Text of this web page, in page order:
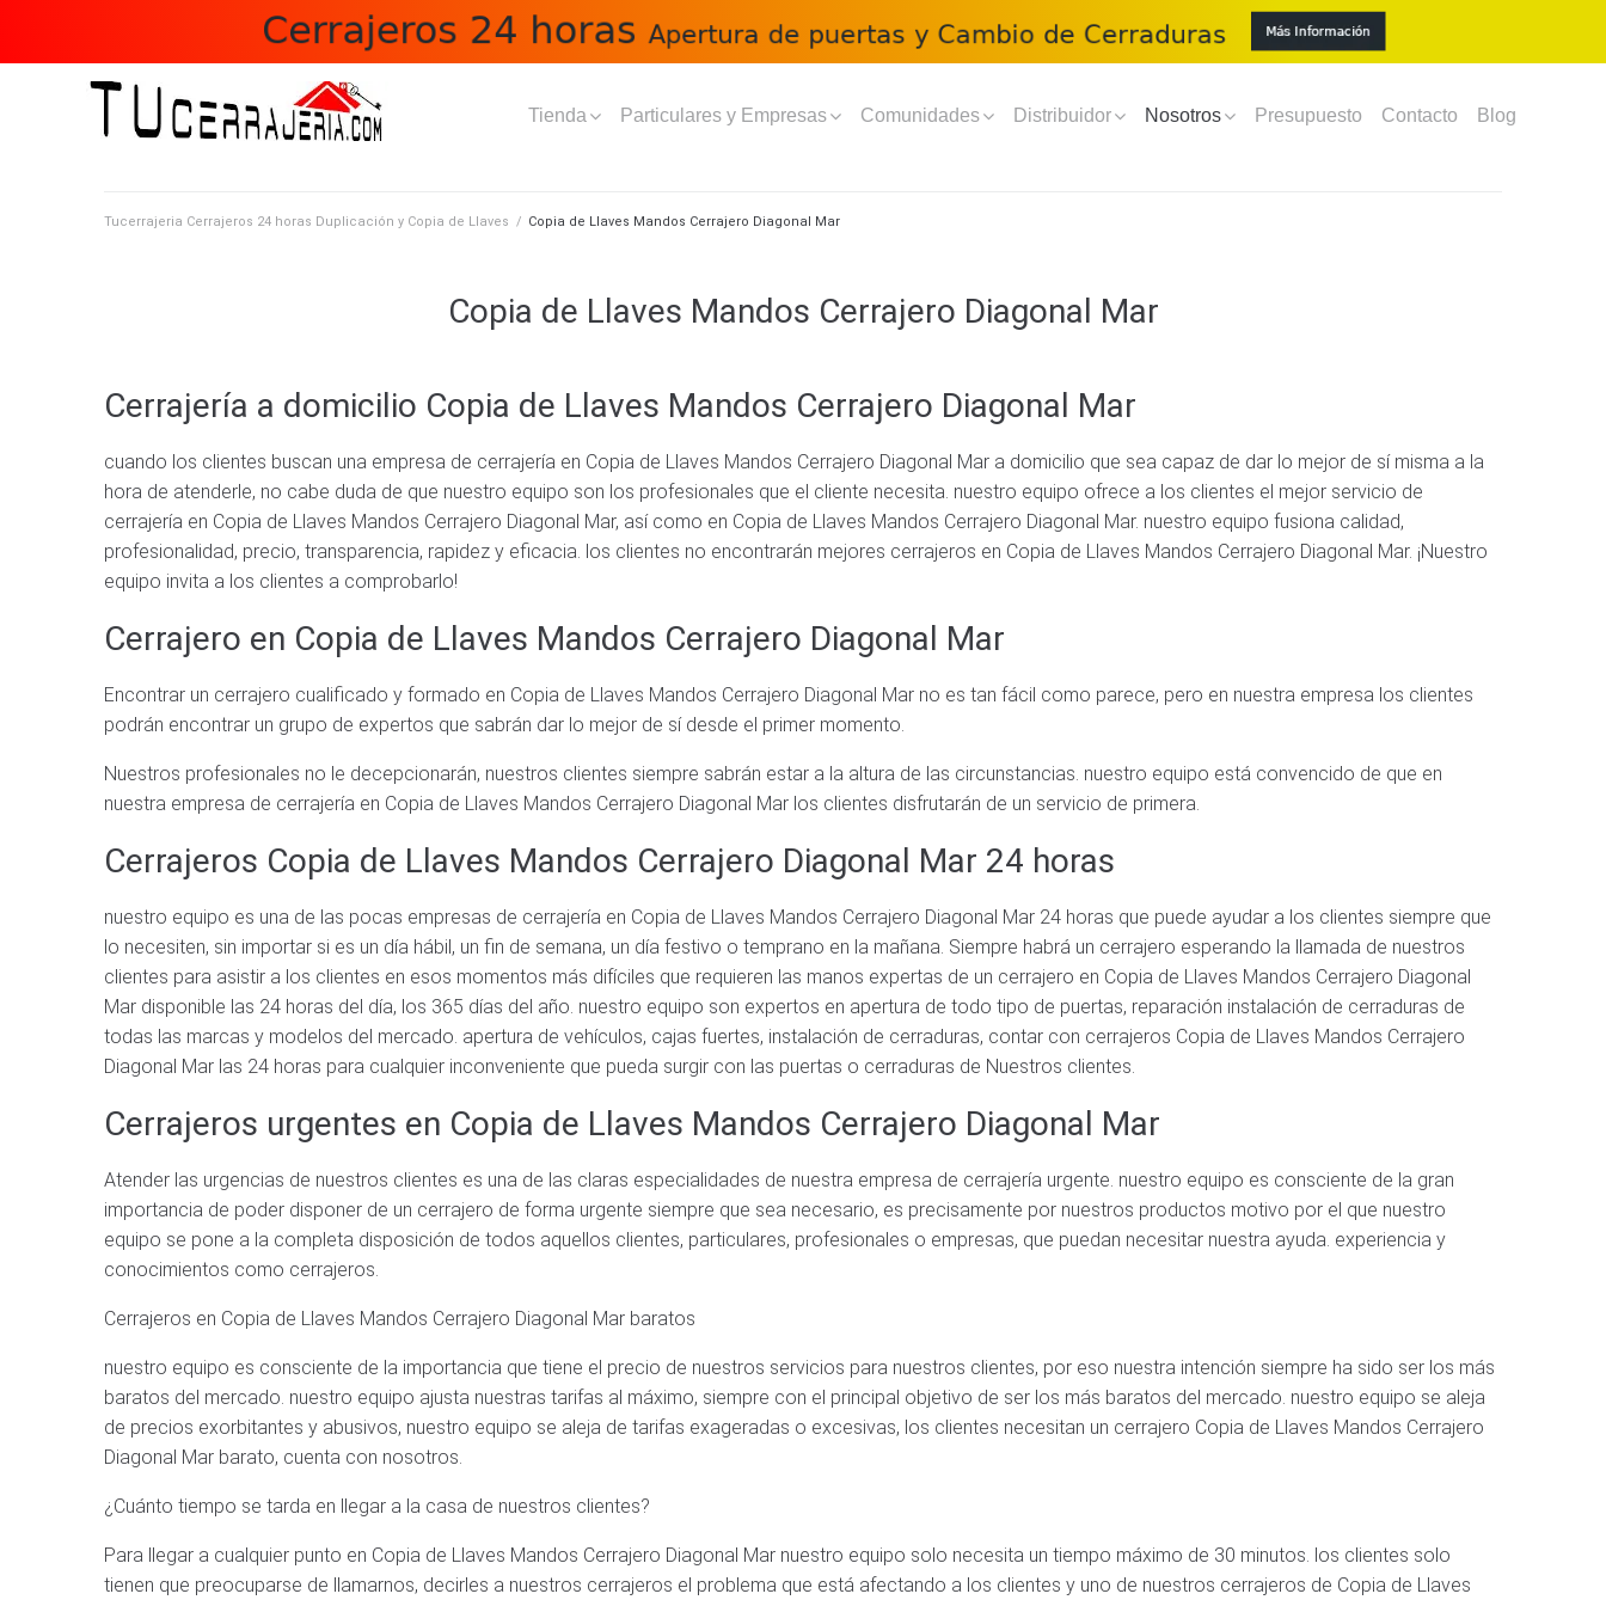
Tienda Particulares y Empresas Comunidades Distribuidor Nosotros Presupuesto Contacto Blog
Tucerrajeria Cerrajeros 24 horas Duplicación y Copia de Llaves / Copia de Llaves Mandos Cerrajero Diagonal Mar
Copia de Llaves Mandos Cerrajero Diagonal Mar
Cerrajería a domicilio Copia de Llaves Mandos Cerrajero Diagonal Mar
cuando los clientes buscan una empresa de cerrajería en Copia de Llaves Mandos Cerrajero Diagonal Mar a domicilio que sea capaz de dar lo mejor de sí misma a la
hora de atenderle, no cabe duda de que nuestro equipo son los profesionales que el cliente necesita. nuestro equipo ofrece a los clientes el mejor servicio de
cerrajería en Copia de Llaves Mandos Cerrajero Diagonal Mar, así como en Copia de Llaves Mandos Cerrajero Diagonal Mar. nuestro equipo fusiona calidad,
profesionalidad, precio, transparencia, rapidez y eficacia. los clientes no encontrarán mejores cerrajeros en Copia de Llaves Mandos Cerrajero Diagonal Mar. ¡Nuestro
equipo invita a los clientes a comprobarlo!
Cerrajero en Copia de Llaves Mandos Cerrajero Diagonal Mar
Encontrar un cerrajero cualificado y formado en Copia de Llaves Mandos Cerrajero Diagonal Mar no es tan fácil como parece, pero en nuestra empresa los clientes
podrán encontrar un grupo de expertos que sabrán dar lo mejor de sí desde el primer momento.
Nuestros profesionales no le decepcionarán, nuestros clientes siempre sabrán estar a la altura de las circunstancias. nuestro equipo está convencido de que en
nuestra empresa de cerrajería en Copia de Llaves Mandos Cerrajero Diagonal Mar los clientes disfrutarán de un servicio de primera.
Cerrajeros Copia de Llaves Mandos Cerrajero Diagonal Mar 24 horas
nuestro equipo es una de las pocas empresas de cerrajería en Copia de Llaves Mandos Cerrajero Diagonal Mar 24 horas que puede ayudar a los clientes siempre que
lo necesiten, sin importar si es un día hábil, un fin de semana, un día festivo o temprano en la mañana. Siempre habrá un cerrajero esperando la llamada de nuestros
clientes para asistir a los clientes en esos momentos más difíciles que requieren las manos expertas de un cerrajero en Copia de Llaves Mandos Cerrajero Diagonal
Mar disponible las 24 horas del día, los 365 días del año. nuestro equipo son expertos en apertura de todo tipo de puertas, reparación instalación de cerraduras de
todas las marcas y modelos del mercado. apertura de vehículos, cajas fuertes, instalación de cerraduras, contar con cerrajeros Copia de Llaves Mandos Cerrajero
Diagonal Mar las 24 horas para cualquier inconveniente que pueda surgir con las puertas o cerraduras de Nuestros clientes.
Cerrajeros urgentes en Copia de Llaves Mandos Cerrajero Diagonal Mar
Atender las urgencias de nuestros clientes es una de las claras especialidades de nuestra empresa de cerrajería urgente. nuestro equipo es consciente de la gran
importancia de poder disponer de un cerrajero de forma urgente siempre que sea necesario, es precisamente por nuestros productos motivo por el que nuestro
equipo se pone a la completa disposición de todos aquellos clientes, particulares, profesionales o empresas, que puedan necesitar nuestra ayuda. experiencia y
conocimientos como cerrajeros.
Cerrajeros en Copia de Llaves Mandos Cerrajero Diagonal Mar baratos
nuestro equipo es consciente de la importancia que tiene el precio de nuestros servicios para nuestros clientes, por eso nuestra intención siempre ha sido ser los más
baratos del mercado. nuestro equipo ajusta nuestras tarifas al máximo, siempre con el principal objetivo de ser los más baratos del mercado. nuestro equipo se aleja
de precios exorbitantes y abusivos, nuestro equipo se aleja de tarifas exageradas o excesivas, los clientes necesitan un cerrajero Copia de Llaves Mandos Cerrajero
Diagonal Mar barato, cuenta con nosotros.
¿Cuánto tiempo se tarda en llegar a la casa de nuestros clientes?
Para llegar a cualquier punto en Copia de Llaves Mandos Cerrajero Diagonal Mar nuestro equipo solo necesita un tiempo máximo de 30 minutos. los clientes solo
tienen que preocuparse de llamarnos, decirles a nuestros cerrajeros el problema que está afectando a los clientes y uno de nuestros cerrajeros de Copia de Llaves